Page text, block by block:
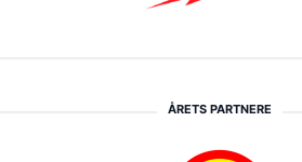
ÅRETS PARTNERE